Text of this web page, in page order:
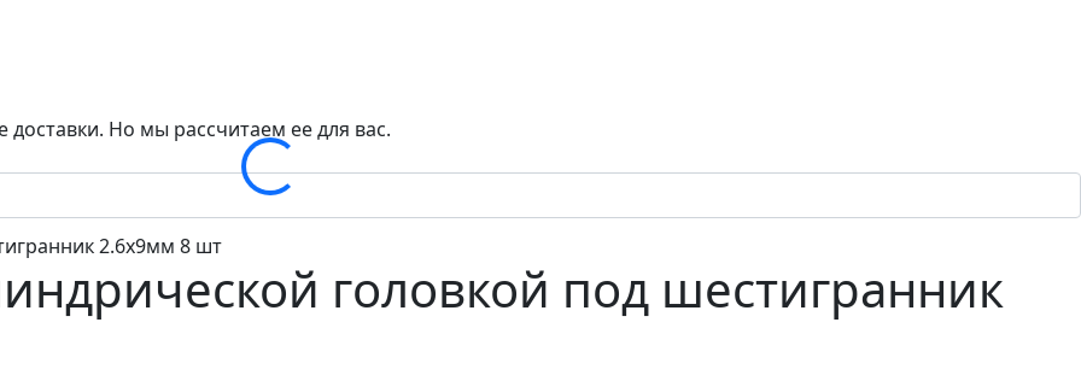
Но мы рассчитаем ее для вас.
Loading...
головкой под шестигранник